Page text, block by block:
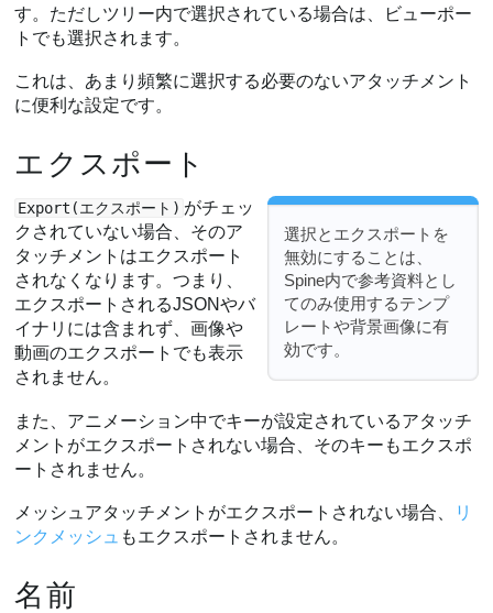
す。ただしツリー内で選択されている場合は、ビューポー
トでも選択されます。
これは、あまり頻繁に選択する必要のないアタッチメント
に便利な設定です。
エクスポート
選択とエクスポートを
無効にすることは、
Spine内で参考資料とし
てのみ使用するテンプ
レートや背景画像に有
効です。
Export(エクスポート) がチェッ
クされていない場合、そのア
タッチメントはエクスポート
されなくなります。つまり、
エクスポートされるJSONやバ
イナリには含まれず、画像や
動画のエクスポートでも表示
されません。
また、アニメーション中でキーが設定されているアタッチ
メントがエクスポートされない場合、そのキーもエクスポ
ートされません。
メッシュアタッチメントがエクスポートされない場合、
リ
ンクメッシュ もエクスポートされません。
名前